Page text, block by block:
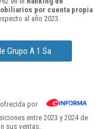
por cuenta propia
al año 2023.
Grupo A 1 Sa
por
entre 2023 y 2024 de
sus ventas: